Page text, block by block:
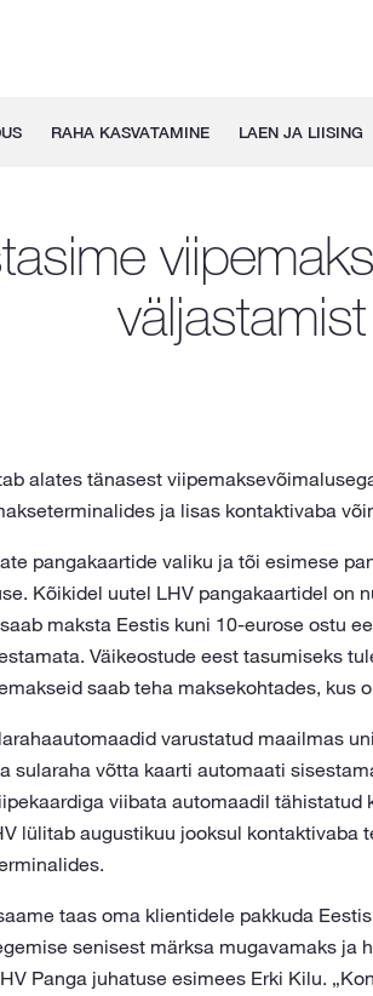
RAHA KASVATAMINE LAEN JA LIISING
väljastamist
alates tänasest
ja lisas kontaktivaba
pangakaartide valiku ja tõi esimese
Kõikidel uutel LHV pangakaartidel on
maksta Eestis kuni 10-eurose ostu
Väikeostude eest tasumiseks
saab teha maksekohtades, kus
varustatud maailmas
sularaha võtta kaarti automaati
viibata automaadil tähistatud
lülitab augustikuu jooksul kontaktivaba
taas oma klientidele pakkuda
senisest märksa mugavamaks ja
Panga juhatuse esimees Erki Kilu.